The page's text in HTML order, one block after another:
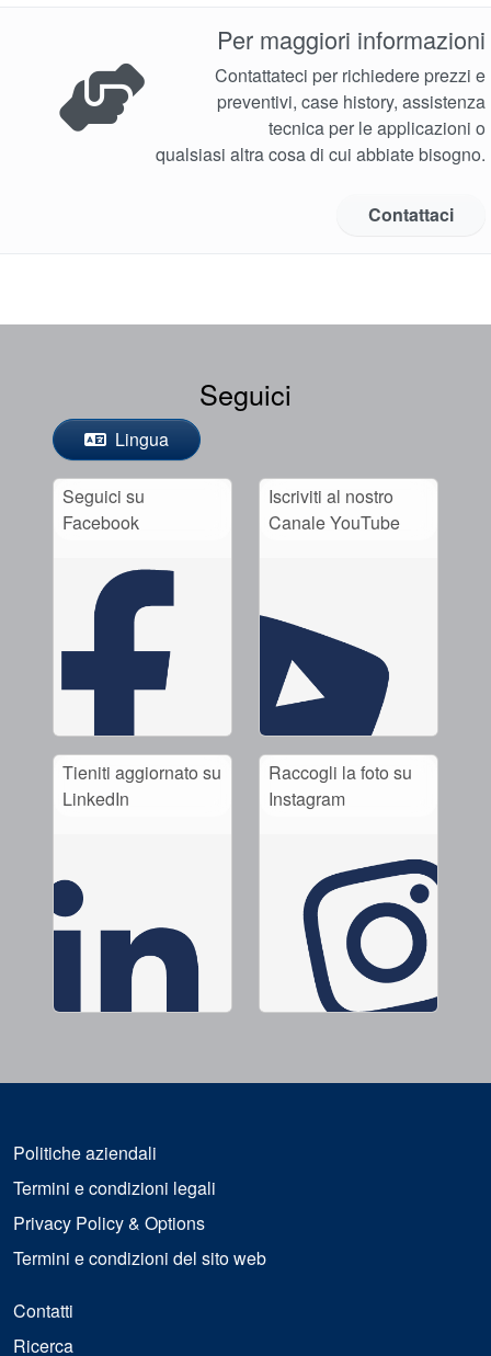
Per maggiori informazioni
Contattateci per richiedere prezzi e
preventivi, case history, assistenza
tecnica per le applicazioni o
qualsiasi altra cosa di cui abbiate bisogno.
Contattaci
Seguici
Lingua
Seguici su
Facebook
Iscriviti al nostro
Canale YouTube
Tieniti aggiornato su
LinkedIn
Raccogli la foto su
Instagram
Politiche aziendali
Termini e condizioni legali
Privacy Policy & Options
Termini e condizioni del sito web
Contatti
Ricerca